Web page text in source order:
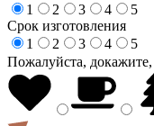
1
2 3 4
5
Срок изготовления
1
2 3 4
5
Пожалуйста,